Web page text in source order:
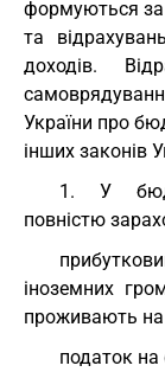
формуються за
та
доходів.
України про
інших законів
1. У
повністю
іноземних
проживають на
податок на